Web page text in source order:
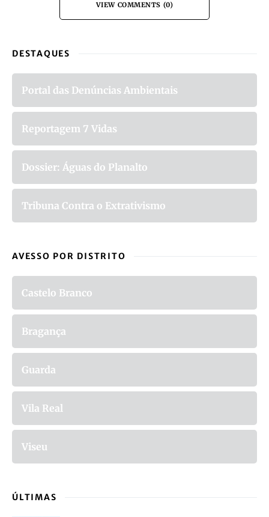
VIEW COMMENTS (0)
DESTAQUES
Portal das Denúncias Ambientais
Reportagem 7 Vidas
Dossier: Águas do Planalto
Tribuna Contra o Extrativismo
AVESSO POR DISTRITO
Castelo Branco
Bragança
Guarda
Vila Real
Viseu
ÚLTIMAS